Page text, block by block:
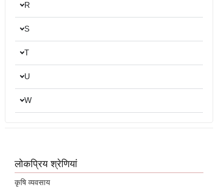
R
S
T
U
W
लोकप्रिय श्रेणियां
कृषि व्यवसाय